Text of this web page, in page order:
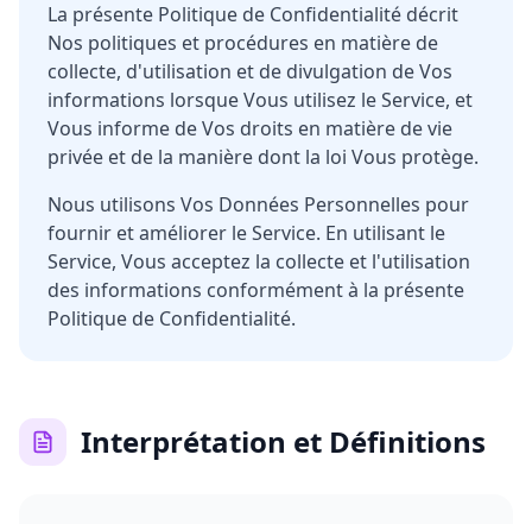
La présente Politique de Confidentialité décrit
Nos politiques et procédures en matière de
collecte, d'utilisation et de divulgation de Vos
informations lorsque Vous utilisez le Service, et
Vous informe de Vos droits en matière de vie
privée et de la manière dont la loi Vous protège.
Nous utilisons Vos Données Personnelles pour
fournir et améliorer le Service. En utilisant le
Service, Vous acceptez la collecte et l'utilisation
des informations conformément à la présente
Politique de Confidentialité.
Interprétation et Définitions